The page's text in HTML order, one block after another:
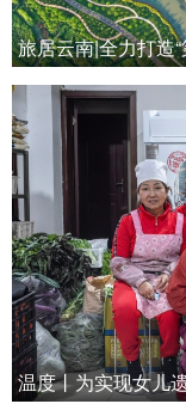
旅居云南|全力打造
温度丨为实现女儿